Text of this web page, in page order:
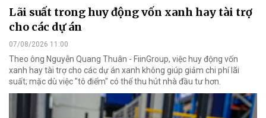
Lãi suất trong huy động vốn xanh hay tài trợ
cho các dự án
07/08/2026 11:00
Theo ông Nguyễn Quang Thuân - FiinGroup, việc huy động vốn
xanh hay tài trợ cho các dự án xanh không giúp giảm chi phí lãi
suất; mặc dù việc "tô điểm" có thể thu hút nhà đầu tư hơn.